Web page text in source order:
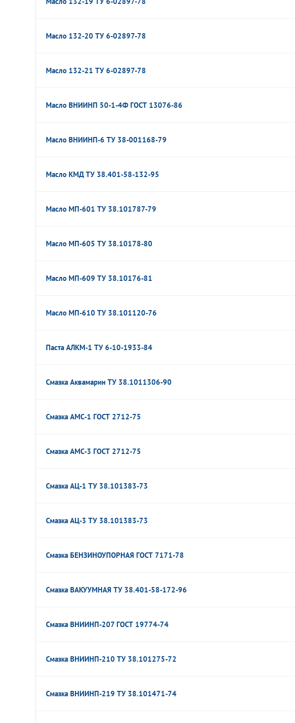
Масло 132-20 ТУ 6-02897-78
Масло 132-21 ТУ 6-02897-78
Масло ВНИИНП 50-1-4Ф ГОСТ 13076-86
Масло ВНИИНП-6 ТУ 38-001168-79
Масло КМД ТУ 38.401-58-132-95
Масло МП-601 ТУ 38.101787-79
Масло МП-605 ТУ 38.10178-80
Масло МП-609 ТУ 38.10176-81
Масло МП-610 ТУ 38.101120-76
Паста АЛКМ-1 ТУ 6-10-1933-84
Смазка Аквамарин ТУ 38.1011306-90
Смазка АМС-1 ГОСТ 2712-75
Смазка АМС-3 ГОСТ 2712-75
Смазка АЦ-1 ТУ 38.101383-73
Смазка АЦ-3 ТУ 38.101383-73
Смазка БЕНЗИНОУПОРНАЯ ГОСТ 7171-78
Смазка ВАКУУМНАЯ ТУ 38.401-58-172-96
Смазка ВНИИНП-207 ГОСТ 19774-74
Смазка ВНИИНП-210 ТУ 38.101275-72
Смазка ВНИИНП-219 ТУ 38.101471-74